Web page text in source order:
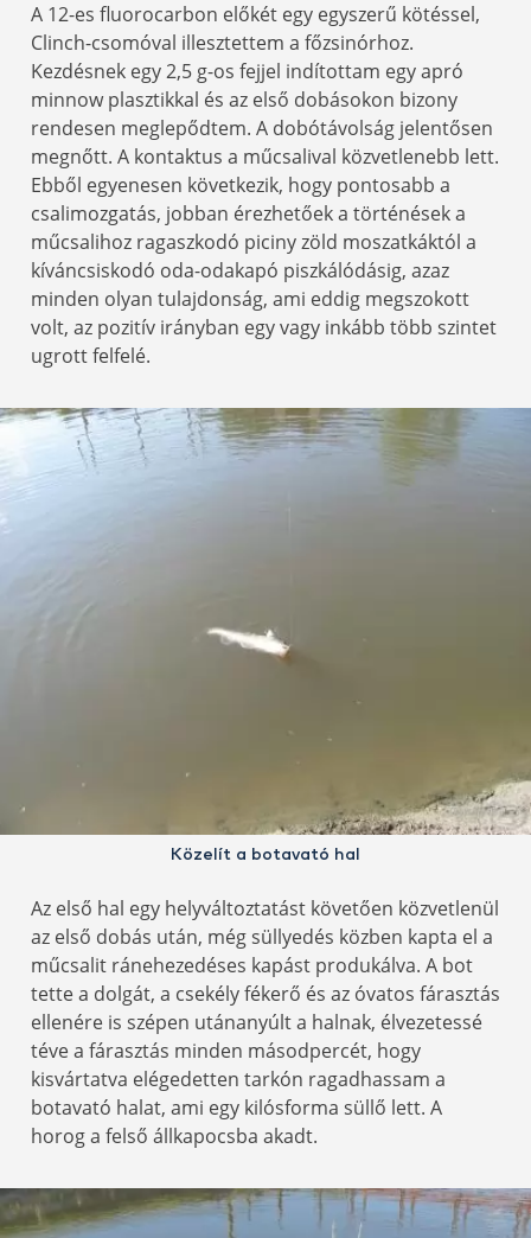
A 12-es fluorocarbon előkét egy egyszerű kötéssel,
Clinch-csomóval illesztettem a főzsinórhoz.
Kezdésnek egy 2,5 g-os fejjel indítottam egy apró
minnow plasztikkal és az első dobásokon bizony
rendesen meglepődtem. A dobótávolság jelentősen
megnőtt. A kontaktus a műcsalival közvetlenebb lett.
Ebből egyenesen következik, hogy pontosabb a
csalimozgatás, jobban érezhetőek a történések a
műcsalihoz ragaszkodó piciny zöld moszatkáktól a
kíváncsiskodó oda-odakapó piszkálódásig, azaz
minden olyan tulajdonság, ami eddig megszokott
volt, az pozitív irányban egy vagy inkább több szintet
ugrott felfelé.
Közelít a botavató hal
Az első hal egy helyváltoztatást követően közvetlenül
az első dobás után, még süllyedés közben kapta el a
műcsalit ránehezedéses kapást produkálva. A bot
tette a dolgát, a csekély fékerő és az óvatos fárasztás
ellenére is szépen utánanyúlt a halnak, élvezetessé
téve a fárasztás minden másodpercét, hogy
kisvártatva elégedetten tarkón ragadhassam a
botavató halat, ami egy kilósforma süllő lett. A
horog a felső állkapocsba akadt.